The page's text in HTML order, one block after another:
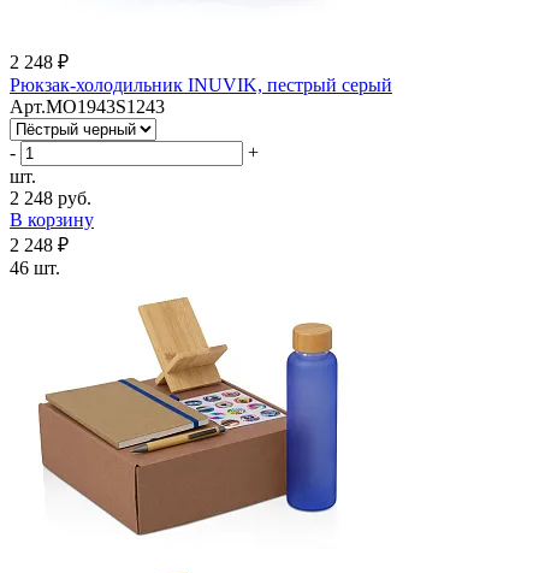
2 248 ₽
Рюкзак-холодильник INUVIK, пестрый серый
Арт.MO1943S1243
-
+
шт.
2 248 руб.
В корзину
2 248 ₽
46 шт.